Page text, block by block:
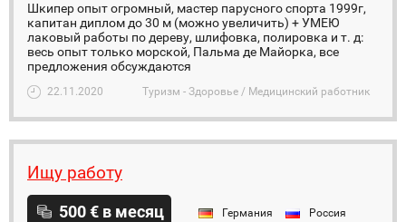
Шкипер опыт огромный, мастер парусного спорта 1999г,
капитан диплом до 30 м (можно увеличить) + УМЕЮ
лаковый работы по дереву, шлифовка, полировка и т. д:
весь опыт только морской, Пальма де Майорка, все
предложения обсуждаются
22.11.2020 Туризм - Здоровье / Медицинский работник
Ищу работу
500 € в месяц Германия
Россия